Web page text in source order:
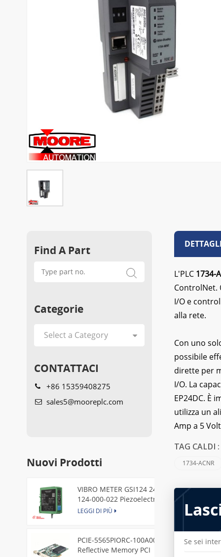
L'PLC 1734-
ControlNet.
I/O e
alla rete.
Con uno
possibile
dirette per
I/O. La
EP24DC. È
utilizza un
Amp a 5 Volt
TAG CALDI :
1734-ACNR
Se sei
Find A Part
Categorie
CONTATTACI
+86 15359408275
sales5@mooreplc.com
Nuovi Prodotti
VIBRO METER GSI124 244-
124-000-022 Piezoelectric
Pressure Transducer
LEGGI DI PIÙ
PCIE-5565PIORC-100A00
Reflective Memory PCI